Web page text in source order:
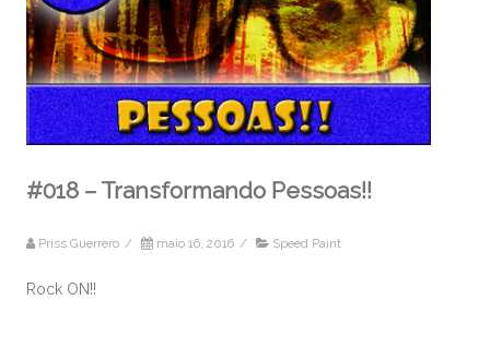
#018 – Transformando Pessoas!!
Priss Guerrero / maio 16, 2016 / Speed Paint
Rock ON!!